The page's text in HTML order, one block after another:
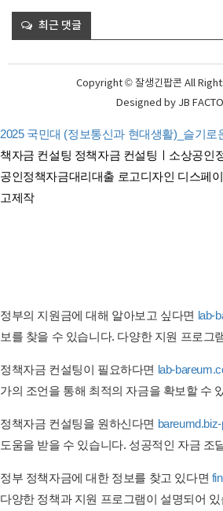
최근 댓글
Copyright © 잘생긴팝콘 All
Designed by JB
2025 국민대 (정보통신과 현대생활)_슬기
책자금 컨설팅 정책자금 컨설팅ㅣ소상공인
공인정책자금대리대출 로고디자인 디스페
고제작
정부의 지원금에 대해 알아보고 싶다면 lab-
보를 찾을 수 있습니다. 다양한 지원 프로그
정책자금 컨설팅이 필요하다면 lab-
가의 조언을 통해 최적의 자금을 확보할 수
정책자금 컨설팅을 원하신다면
도움을 받을 수 있습니다. 성공적인 자금 조
정부 정책자금에 대한 정보를 찾고 있다면
다양한 정책과 지원 프로그램이 설명되어